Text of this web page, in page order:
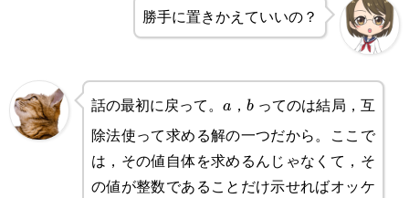
勝手に置きかえていいの？
話の最初に戻って。a
a ，b
b ってのは結局，互
除法使って求める解の一つだから。ここで
は，その値自体を求めるんじゃなくて，そ
の値が整数であることだけ示せればオッケ